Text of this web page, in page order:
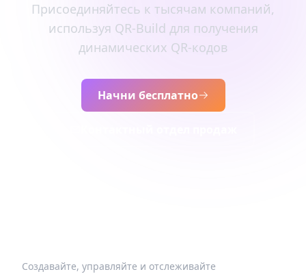
Присоединяйтесь к тысячам компаний,
используя QR-Build для получения
динамических QR-кодов
Начни бесплатно
Создавайте, управляйте и отслеживайте